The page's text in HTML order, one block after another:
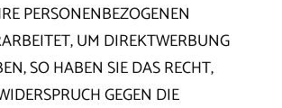
PERSONENBEZOGENEN
UM DIREKTWERBUNG
SO HABEN SIE DAS RECHT,
GEGEN DIE